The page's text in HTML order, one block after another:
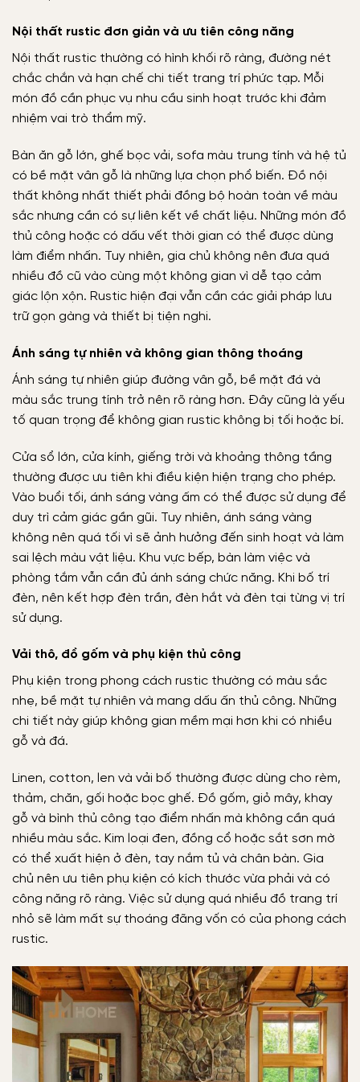
Nội thất rustic đơn giản và ưu tiên công năng
Nội thất rustic thường có hình khối rõ ràng, đường nét
chắc chắn và hạn chế chi tiết trang trí phức tạp. Mỗi
món đồ cần phục vụ nhu cầu sinh hoạt trước khi đảm
nhiệm vai trò thẩm mỹ.
Bàn ăn gỗ lớn, ghế bọc vải, sofa màu trung tính và hệ tủ
có bề mặt vân gỗ là những lựa chọn phổ biến. Đồ nội
thất không nhất thiết phải đồng bộ hoàn toàn về màu
sắc nhưng cần có sự liên kết về chất liệu. Những món đồ
thủ công hoặc có dấu vết thời gian có thể được dùng
làm điểm nhấn. Tuy nhiên, gia chủ không nên đưa quá
nhiều đồ cũ vào cùng một không gian vì dễ tạo cảm
giác lộn xộn. Rustic hiện đại vẫn cần các giải pháp lưu
trữ gọn gàng và thiết bị tiện nghi.
Ánh sáng tự nhiên và không gian thông thoáng
Ánh sáng tự nhiên giúp đường vân gỗ, bề mặt đá và
màu sắc trung tính trở nên rõ ràng hơn. Đây cũng là yếu
tố quan trọng để không gian rustic không bị tối hoặc bí.
Cửa sổ lớn, cửa kính, giếng trời và khoảng thông tầng
thường được ưu tiên khi điều kiện hiện trạng cho phép.
Vào buổi tối, ánh sáng vàng ấm có thể được sử dụng để
duy trì cảm giác gần gũi. Tuy nhiên, ánh sáng vàng
không nên quá tối vì sẽ ảnh hưởng đến sinh hoạt và làm
sai lệch màu vật liệu. Khu vực bếp, bàn làm việc và
phòng tắm vẫn cần đủ ánh sáng chức năng. Khi bố trí
đèn, nên kết hợp đèn trần, đèn hắt và đèn tại từng vị trí
sử dụng.
Vải thô, đồ gốm và phụ kiện thủ công
Phụ kiện trong phong cách rustic thường có màu sắc
nhẹ, bề mặt tự nhiên và mang dấu ấn thủ công. Những
chi tiết này giúp không gian mềm mại hơn khi có nhiều
gỗ và đá.
Linen, cotton, len và vải bố thường được dùng cho rèm,
thảm, chăn, gối hoặc bọc ghế. Đồ gốm, giỏ mây, khay
gỗ và bình thủ công tạo điểm nhấn mà không cần quá
nhiều màu sắc. Kim loại đen, đồng cổ hoặc sắt sơn mờ
có thể xuất hiện ở đèn, tay nắm tủ và chân bàn. Gia
chủ nên ưu tiên phụ kiện có kích thước vừa phải và có
công năng rõ ràng. Việc sử dụng quá nhiều đồ trang trí
nhỏ sẽ làm mất sự thoáng đãng vốn có của phong cách
rustic.